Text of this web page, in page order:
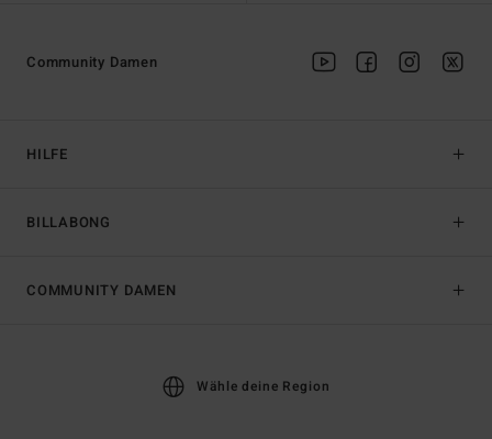
HILFE
BILLABONG
Community Damen
COMMUNITY DAMEN
Wähle deine Region